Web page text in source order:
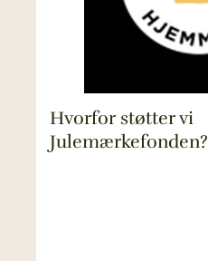
Hvorfor støtter vi
Julemærkefonden?